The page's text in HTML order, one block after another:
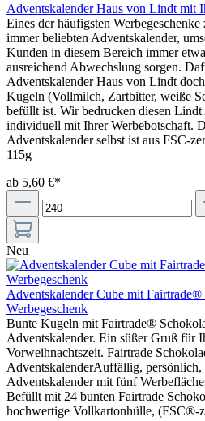
Adventskalender Haus von Lindt mit
Eines der häufigsten
immer beliebten Adventskalender,
Kunden in diesem Bereich immer
ausreichend Abwechslung sorgen.
Adventskalender Haus von Lindt
Kugeln (Vollmilch, Zartbitter, weiße
befüllt ist. Wir bedrucken diesen Lindt
individuell mit Ihrer Werbebotschaft.
Adventskalender selbst ist aus FSC-
115g
ab 5,60 €*
Neu
Adventskalender Cube mit Fairtrade®
Werbegeschenk
Bunte Kugeln mit Fairtrade®
Adventskalender. Ein süßer Gruß für
Vorweihnachtszeit. Fairtrade
AdventskalenderAuffällig,
Adventskalender mit fünf
Befüllt mit 24 bunten Fairtrade
hochwertige Vollkartonhülle, (FSC®-